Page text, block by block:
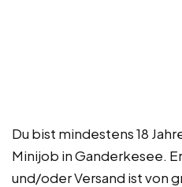
Du bist mindestens 18
Minijob in Ganderkesee.
und/oder Versand ist von